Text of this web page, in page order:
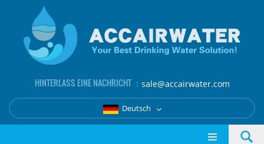
HINTERLASS EINE NACHRICHT ： sale@accairwater.com
Deutsch